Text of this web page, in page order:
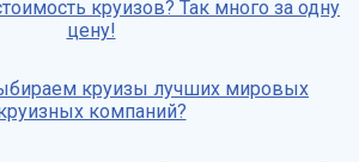
круизов? Так много за одну
цену!
круизы лучших мировых
компаний?